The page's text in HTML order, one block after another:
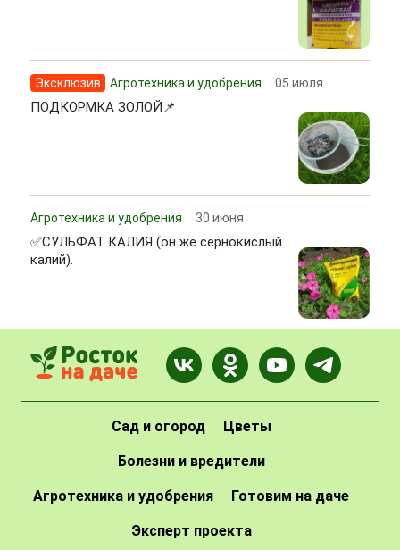
Эксклюзив Агротехника и удобрения 05 июля
ПОДКОРМКА ЗОЛОЙ📌
Агротехника и удобрения 30 июня
✅СУЛЬФАТ КАЛИЯ (он же сернокислый
калий).
Сад и огород Цветы
Болезни и вредители
Агротехника и удобрения Готовим на даче
Эксперт проекта